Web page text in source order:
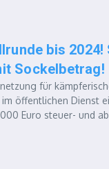
bis
Sockelbetrag!
für
öffentlichen Dienst
Euro steuer- und